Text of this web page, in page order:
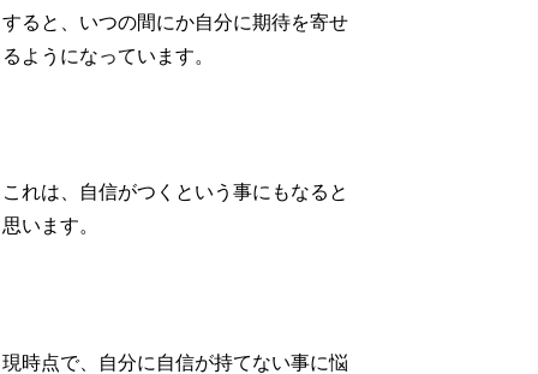
すると、いつの間にか自分に期待を寄せ
るようになっています。
これは、自信がつくという事にもなると
思います。
現時点で、自分に自信が持てない事に悩